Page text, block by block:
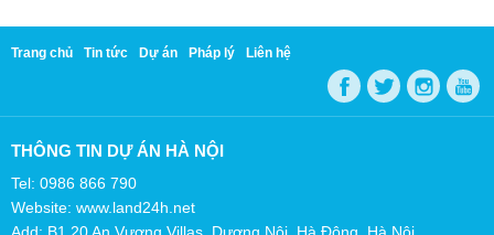
Trang chủ Tin tức Dự án Pháp lý Liên hệ
THÔNG TIN DỰ ÁN HÀ NỘI
Tel: 0986 866 790
Website: www.land24h.net